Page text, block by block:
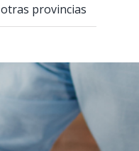
provincias